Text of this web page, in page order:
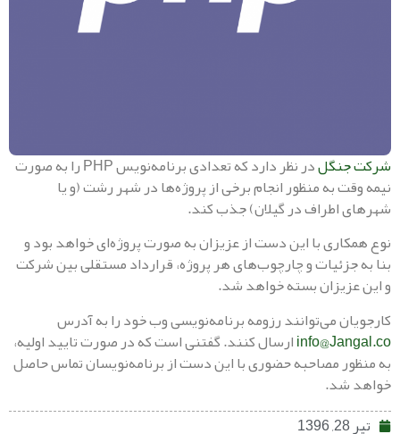
در نظر دارد که تعدادی برنامه‌نویس PHP را به صورت
به منظور انجام برخی از پروژه‌ها در شهر رشت (و یا
اطراف در گیلان) جذب کند.
با این دست از عزیزان به صورت پروژه‌ای خواهد بود و
و چارچوب‌های هر پروژه، قرارداد مستقلی بین شرکت
بسته خواهد شد.
می‌توانند رزومه برنامه‌نویسی وب خود را به آدرس
ارسال کنند. گفتنی است که در صورت تایید اولیه،
مصاحبه حضوری با این دست از برنامه‌نویسان تماس حاصل